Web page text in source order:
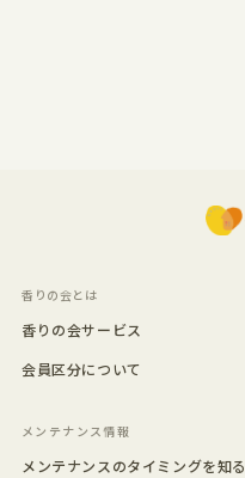
香りの会とは
香りの会サービス
会員区分について
メンテナンスのタイミングを知る